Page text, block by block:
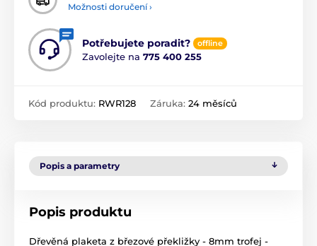
Možnosti doručení ›
Potřebujete poradit? offline
Zavolejte na 775 400 255
Kód produktu: RWR128 Záruka: 24 měsíců
Popis a parametry
Popis produktu
Dřevěná plaketa z březové překližky - 8mm trofej -